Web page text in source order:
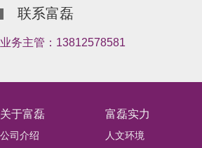
联系富磊
业务主管：13812578581
关于富磊
公司介绍
富磊实力
人文环境